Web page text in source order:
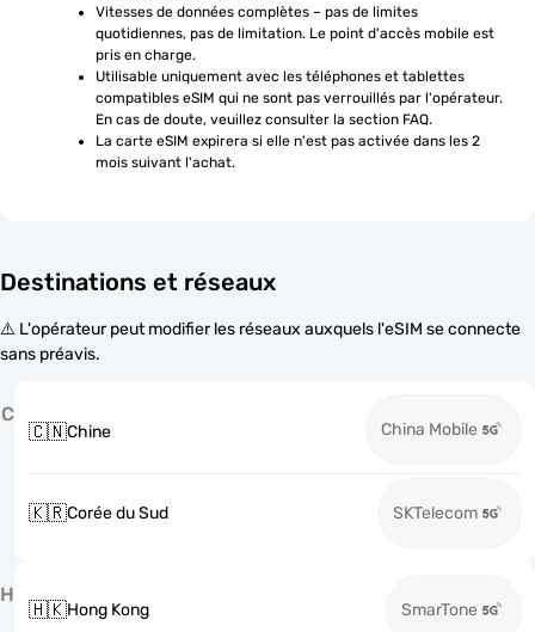
Vitesses de données complètes – pas de limites
quotidiennes, pas de limitation. Le point d'accès mobile est
pris en charge.
Utilisable uniquement avec les téléphones et tablettes
compatibles eSIM qui ne sont pas verrouillés par l'opérateur.
En cas de doute, veuillez consulter la section FAQ.
La carte eSIM expirera si elle n'est pas activée dans les 2
mois suivant l'achat.
Destinations et réseaux
⚠️ L'opérateur peut modifier les réseaux auxquels l'eSIM se connecte
sans préavis.
C
🇨🇳Chine China Mobile
🇰🇷Corée du Sud SKTelecom
H
🇭🇰Hong Kong SmarTone